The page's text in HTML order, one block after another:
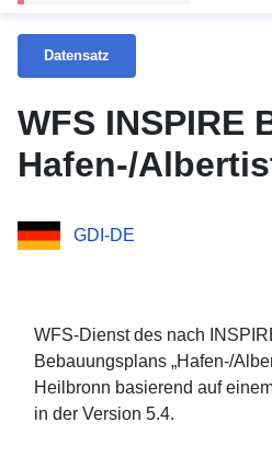
Datensatz
WFS INSPIRE
Hafen-/
GDI-DE
WFS-Dienst des nach
Bebauungsplans „Hafen-/
Heilbronn basierend auf
in der Version 5.4.